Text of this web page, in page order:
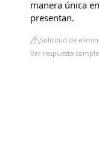
manera única
presentan.
Solicitud de
Ver respuesta